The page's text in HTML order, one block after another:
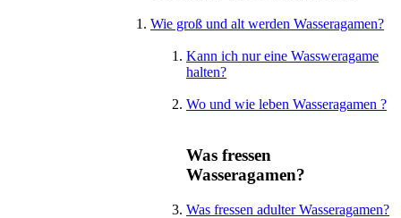
Wie groß und alt werden Wasseragamen?
Kann ich nur eine Wassweragame
halten?
Wo und wie leben Wasseragamen ?
Was fressen
Wasseragamen?
Was fressen adulter Wasseragamen?